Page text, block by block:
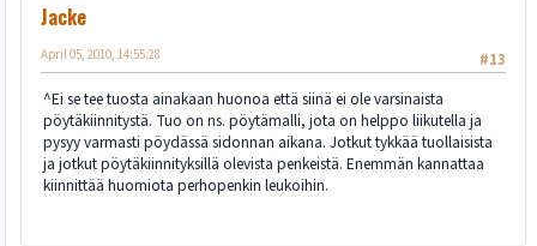
Jacke
#13
April 05, 2010, 14:55:28
^Ei se tee tuosta ainakaan huonoa että siinä ei ole varsinaista
pöytäkiinnitystä. Tuo on ns. pöytämalli, jota on helppo liikutella ja
pysyy varmasti pöydässä sidonnan aikana. Jotkut tykkää tuollaisista
ja jotkut pöytäkiinnityksillä olevista penkeistä. Enemmän kannattaa
kiinnittää huomiota perhopenkin leukoihin.